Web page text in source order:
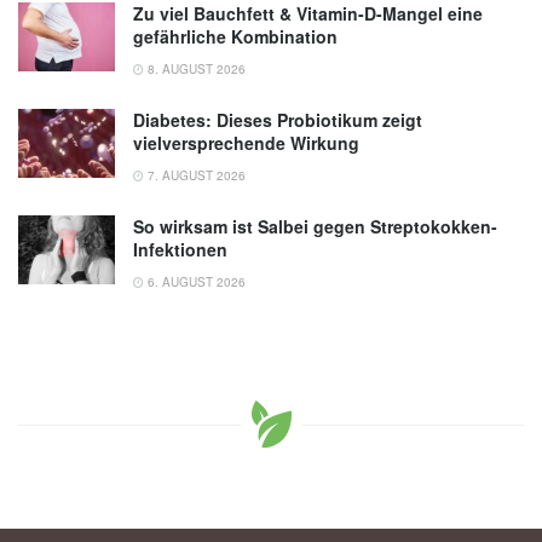
Zu viel Bauchfett & Vitamin-D-Mangel eine
gefährliche Kombination
8. AUGUST 2026
Diabetes: Dieses Probiotikum zeigt
vielversprechende Wirkung
7. AUGUST 2026
So wirksam ist Salbei gegen Streptokokken-
Infektionen
6. AUGUST 2026